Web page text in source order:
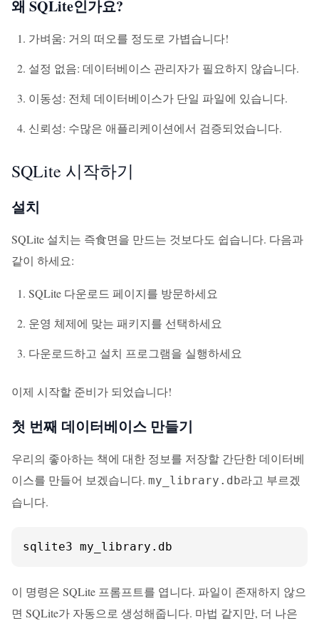
왜 SQLite인가요?
가벼움: 거의 떠오를 정도로 가볍습니다!
설정 없음: 데이터베이스 관리자가 필요하지 않습니다.
이동성: 전체 데이터베이스가 단일 파일에 있습니다.
신뢰성: 수많은 애플리케이션에서 검증되었습니다.
SQLite 시작하기
설치
SQLite 설치는 즉食면을 만드는 것보다도 쉽습니다. 다음과
같이 하세요:
SQLite 다운로드 페이지를 방문하세요
운영 체제에 맞는 패키지를 선택하세요
다운로드하고 설치 프로그램을 실행하세요
이제 시작할 준비가 되었습니다!
첫 번째 데이터베이스 만들기
우리의 좋아하는 책에 대한 정보를 저장할 간단한 데이터베
이스를 만들어 보겠습니다. my_library.db라고 부르겠
습니다.
sqlite3 my_library.db
이 명령은 SQLite 프롬프트를 엽니다. 파일이 존재하지 않으
면 SQLite가 자동으로 생성해줍니다. 마법 같지만, 더 나은